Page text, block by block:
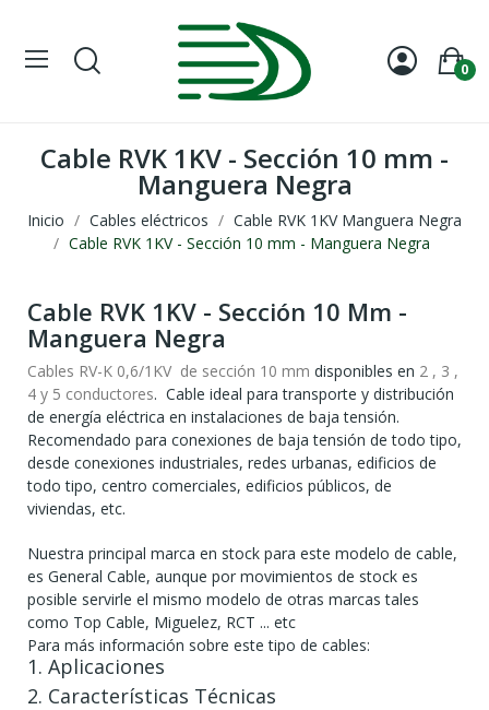
0
Cable RVK 1KV - Sección 10 mm -
Manguera Negra
Inicio Cables eléctricos
Cable RVK 1KV Manguera Negra
Cable RVK 1KV - Sección 10 mm - Manguera Negra
Cable RVK 1KV - Sección 10 Mm -
Manguera Negra
Cables RV-K 0,6/1KV de sección 10 mm disponibles en 2 , 3 ,
4 y 5 conductores. Cable ideal para transporte y distribución
de energía eléctrica en instalaciones de baja tensión.
Recomendado para conexiones de baja tensión de todo tipo,
desde conexiones industriales, redes urbanas, edificios de
todo tipo, centro comerciales, edificios públicos, de
viviendas, etc.
Nuestra principal marca en stock para este modelo de cable,
es General Cable, aunque por movimientos de stock es
posible servirle el mismo modelo de otras marcas tales
como Top Cable, Miguelez, RCT ... etc
Para más información sobre este tipo de cables:
1. Aplicaciones
2. Características Técnicas